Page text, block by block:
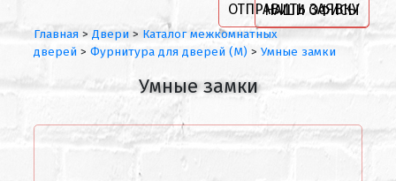
ОТПРАВИТЬ ЗАЯВКУ
НАШИ ОФИСЫ
Главная > Двери > Каталог межкомнатных
дверей > Фурнитура для дверей (М) > Умные замки
Умные замки